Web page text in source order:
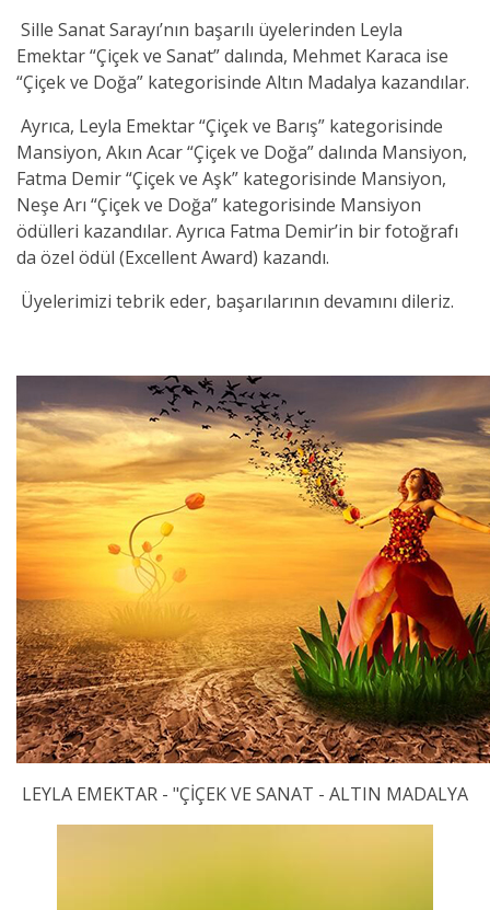
Sille Sanat Sarayı’nın başarılı üyelerinden Leyla
Emektar “Çiçek ve Sanat” dalında, Mehmet Karaca ise
“Çiçek ve Doğa” kategorisinde Altın Madalya kazandılar.
Ayrıca, Leyla Emektar “Çiçek ve Barış” kategorisinde
Mansiyon, Akın Acar “Çiçek ve Doğa” dalında Mansiyon,
Fatma Demir “Çiçek ve Aşk” kategorisinde Mansiyon,
Neşe Arı “Çiçek ve Doğa” kategorisinde Mansiyon
ödülleri kazandılar. Ayrıca Fatma Demir’in bir fotoğrafı
da özel ödül (Excellent Award) kazandı.
Üyelerimizi tebrik eder, başarılarının devamını dileriz.
LEYLA EMEKTAR - "ÇİÇEK VE SANAT - ALTIN MADALYA